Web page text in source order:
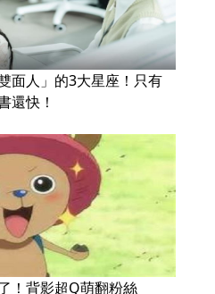
面人」的3大星座！只有
還快！
！背影超Q萌翻粉絲